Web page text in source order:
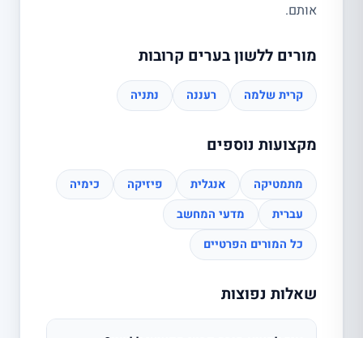
אותם.
מורים ללשון בערים קרובות
קרית שלמה רעננה נתניה
מקצועות נוספים
מתמטיקה אנגלית פיזיקה
כימיה
עברית
מדעי המחשב
כל המורים הפרטיים
שאלות נפוצות